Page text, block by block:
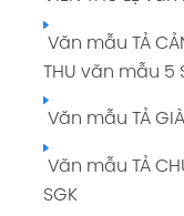
Văn mẫu TẢ
THU văn mẫu 5
Văn mẫu TẢ
Văn mẫu TẢ
SGK